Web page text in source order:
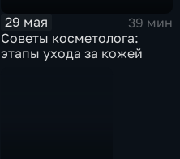
29 мая
39 мин
Советы косметолога:
этапы ухода за кожей